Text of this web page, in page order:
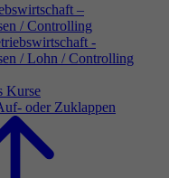
–
/ Controlling
-
/ Lohn / Controlling
Kurse
oder Zuklappen